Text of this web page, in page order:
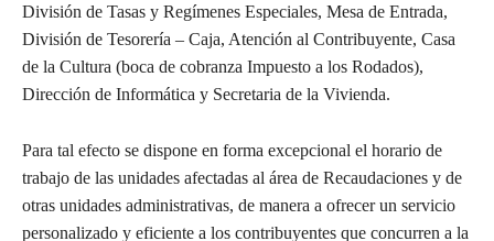
División de Tasas y Regímenes Especiales, Mesa de Entrada,
División de Tesorería – Caja, Atención al Contribuyente, Casa
de la Cultura (boca de cobranza Impuesto a los Rodados),
Dirección de Informática y Secretaria de la Vivienda.
Para tal efecto se dispone en forma excepcional el horario de
trabajo de las unidades afectadas al área de Recaudaciones y de
otras unidades administrativas, de manera a ofrecer un servicio
personalizado y eficiente a los contribuyentes que concurren a la